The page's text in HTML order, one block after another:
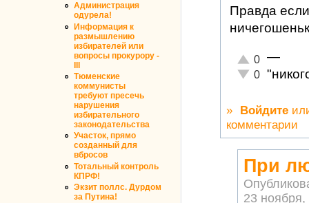
Администрация
одурела!
Информация к
размышлению
избирателей или
вопросы прокурору -
III
Тюменские
коммунисты
требуют пресечь
нарушения
избирательного
законодательства
Участок, прямо
созданный для
вбросов
Тотальный контроль
КПРФ!
Экзит поллс. Дурдом
за Путина!
Правда
Отлично!
0
Неадекватно!
0
—
» Войдите
комментарии
При
23